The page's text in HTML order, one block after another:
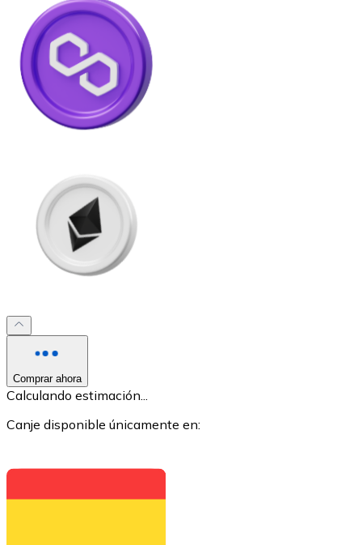
Litecoin
LTC
Ver todo
Comprar con efectivo
Transferencia SEPA
Comprar ahora
Calculando estimación...
Canje disponible únicamente en: